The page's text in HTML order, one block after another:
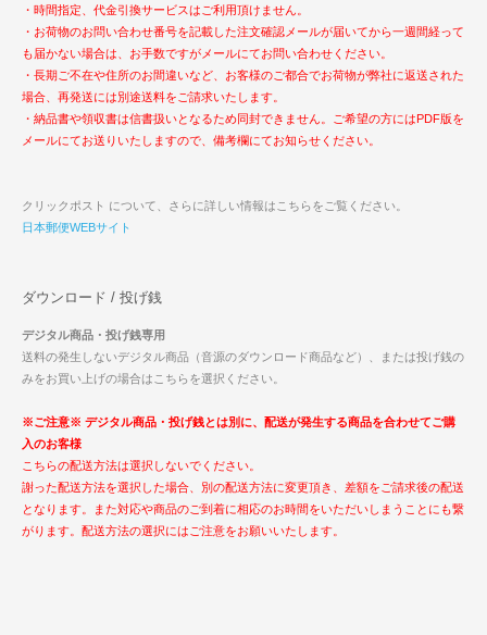
・時間指定、代金引換サービスはご利用頂けません。
・お荷物のお問い合わせ番号を記載した注文確認メールが届いてから一週間経って
も届かない場合は、お手数ですがメールにてお問い合わせください。
・長期ご不在や住所のお間違いなど、お客様のご都合でお荷物が弊社に返送された
場合、再発送には別途送料をご請求いたします。
・納品書や領収書は信書扱いとなるため同封できません。ご希望の方にはPDF版を
メールにてお送りいたしますので、備考欄にてお知らせください。
クリックポスト について、さらに詳しい情報はこちらをご覧ください。
日本郵便WEBサイト
ダウンロード / 投げ銭
デジタル商品・投げ銭専用
送料の発生しないデジタル商品（音源のダウンロード商品など）、または投げ銭の
みをお買い上げの場合はこちらを選択ください。
※ご注意※ デジタル商品・投げ銭とは別に、配送が発生する商品を合わせてご購
入のお客様
こちらの配送方法は選択しないでください。
謝った配送方法を選択した場合、別の配送方法に変更頂き、差額をご請求後の配送
となります。また対応や商品のご到着に相応のお時間をいただいしまうことにも繋
がります。配送方法の選択にはご注意をお願いいたします。